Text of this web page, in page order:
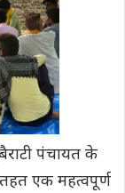
पंचायत के
एक महत्वपूर्ण